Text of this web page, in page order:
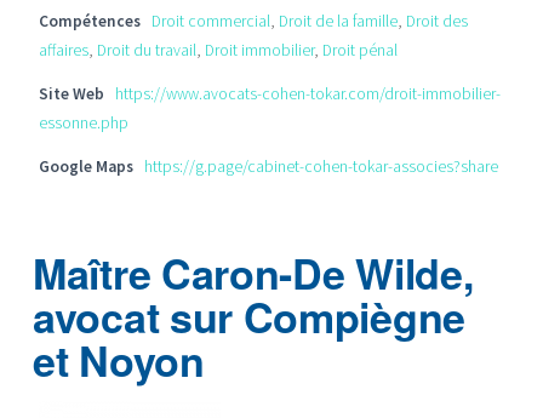
Compétences Droit commercial, Droit de la famille, Droit des
affaires, Droit du travail, Droit immobilier, Droit pénal
Site Web
https://www.avocats-cohen-tokar.com/droit-immobilier-
essonne.php
Google Maps https://g.page/cabinet-cohen-tokar-associes?share
Maître Caron-De Wilde,
avocat sur Compiègne
et Noyon